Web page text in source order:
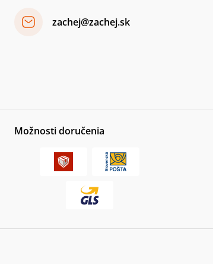
zachej@zachej.sk
Možnosti doručenia